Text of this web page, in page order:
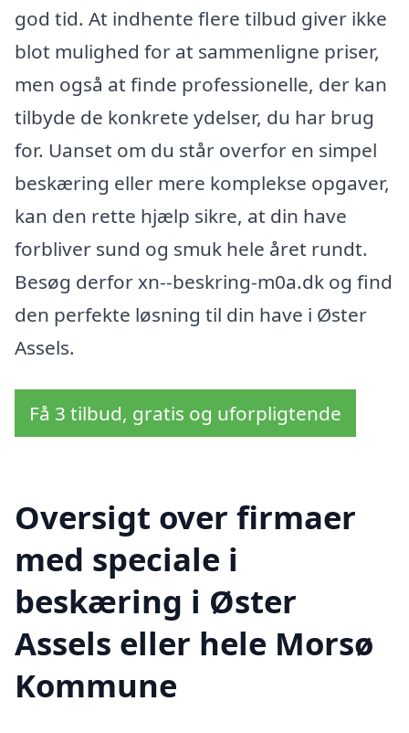
god tid. At indhente flere tilbud giver ikke
blot mulighed for at sammenligne priser,
men også at finde professionelle, der kan
tilbyde de konkrete ydelser, du har brug
for. Uanset om du står overfor en simpel
beskæring eller mere komplekse opgaver,
kan den rette hjælp sikre, at din have
forbliver sund og smuk hele året rundt.
Besøg derfor xn--beskring-m0a.dk og find
den perfekte løsning til din have i Øster
Assels.
Få 3 tilbud, gratis og uforpligtende
Oversigt over firmaer
med speciale i
beskæring i Øster
Assels eller hele Morsø
Kommune